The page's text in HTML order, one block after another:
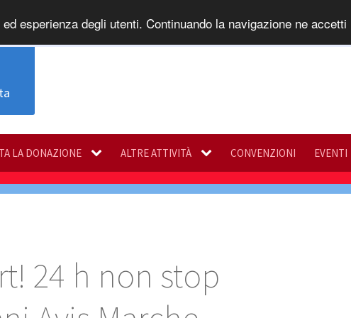
esperienza degli utenti. Continuando la navigazione ne
LA DONAZIONE ALTRE ATTIVITÀ CONVENZIONI EVENTI
24 h non stop